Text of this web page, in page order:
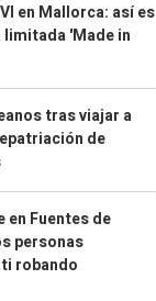
en Mallorca: así es
'Made in
tras viajar a
de
en Fuentes de
personas
robando